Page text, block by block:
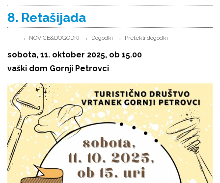
8. Retašijada
NOVICE&DOGODKI Dogodki Pretekli dogodki
sobota, 11. oktober 2025, ob 15.00
vaški dom Gornji Petrovci